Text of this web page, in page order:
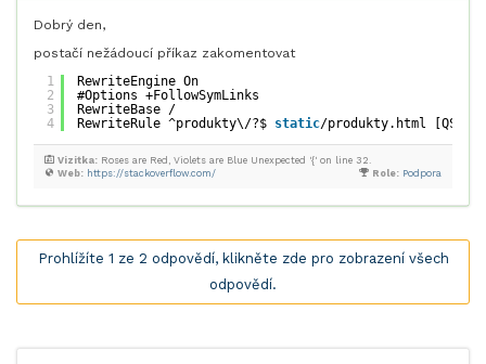
Dobrý den,
postačí nežádoucí příkaz zakomentovat
1
2
3
4
RewriteEngine On
#Options +FollowSymLinks
RewriteBase /
RewriteRule ^produkty\/?$ static/produkty.html [QSA,L]
Role: Podpora
Web: https://stackoverflow.com/
Vizitka: Roses are Red, Violets are Blue Unexpected '{' on line 32.
Prohlížíte 1 ze 2 odpovědí, klikněte zde pro zobrazení všech
odpovědí.